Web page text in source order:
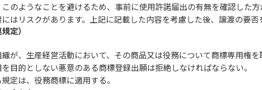
のようなことを避けるため、事前に使用許諾届出の有無を確認した方
はリスクがあります。上記に記載した内容を考慮した後、譲渡の要否
定）
が、生産経営活動において、その商品又は役務について商標専用権
目的としない悪意のある商標登録出願は拒絶しなければならない。
定は、役務商標に適用する。